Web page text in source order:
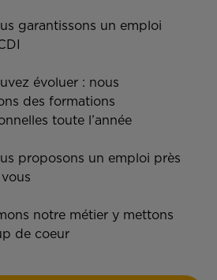
garantissons un emploi
évoluer : nous
des formations
toute l’année
proposons un emploi près
notre métier y mettons
de coeur